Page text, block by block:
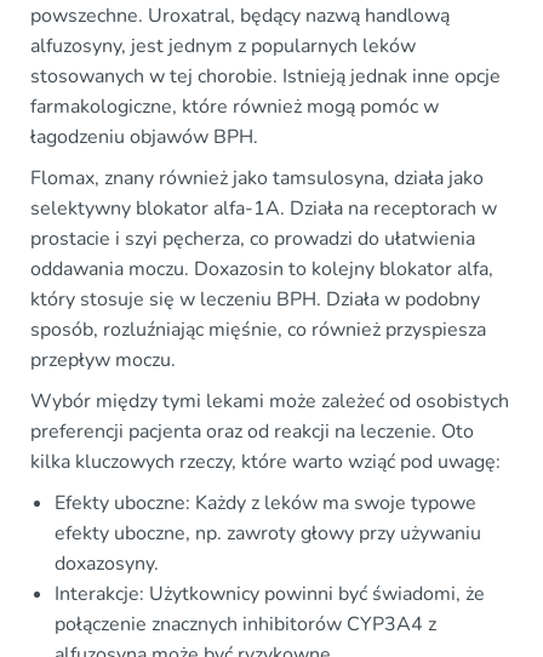
powszechne. Uroxatral, będący nazwą handlową
alfuzosyny, jest jednym z popularnych leków
stosowanych w tej chorobie. Istnieją jednak inne opcje
farmakologiczne, które również mogą pomóc w
łagodzeniu objawów BPH.
Flomax, znany również jako tamsulosyna, działa jako
selektywny blokator alfa-1A. Działa na receptorach w
prostacie i szyi pęcherza, co prowadzi do ułatwienia
oddawania moczu. Doxazosin to kolejny blokator alfa,
który stosuje się w leczeniu BPH. Działa w podobny
sposób, rozluźniając mięśnie, co również przyspiesza
przepływ moczu.
Wybór między tymi lekami może zależeć od osobistych
preferencji pacjenta oraz od reakcji na leczenie. Oto
kilka kluczowych rzeczy, które warto wziąć pod uwagę:
Efekty uboczne: Każdy z leków ma swoje typowe
efekty uboczne, np. zawroty głowy przy używaniu
doxazosyny.
Interakcje: Użytkownicy powinni być świadomi, że
połączenie znacznych inhibitorów CYP3A4 z